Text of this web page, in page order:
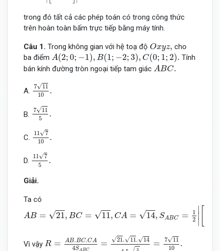
trong đó tất cả các phép toán có trong công thức
trên hoàn toàn bấm trực tiếp bằng máy tính.
Câu 1. Trong không gian với hệ toạ độ Oxyz,
Ox
cho
ba điểm A(2;0; −1), B(1; −2;3), C(0; 1; 2).
A(2; 0; ),B 1;−2 ),C (0 1;2).
Tính
bán kính đường tròn ngoại tiếp tam giác ABC.
A BC.
A. 7√11
10
.
7 1110
B. 7√11
5
.
7 115
C. 11√7
10
.
11 710
D. 11√7
5
.
11 75
Giải.
Ta có
AB = √21, BC = √11, CA = √14, SABC =
1
2
∣
∣
∣ [−
AB=21 5 3
Vì vậy R = AB.BC.CA
4SABC
= √21.√11.√14
3
= 7√11
10
.
BC. C A4 C= 21.11.14 4.5 32=